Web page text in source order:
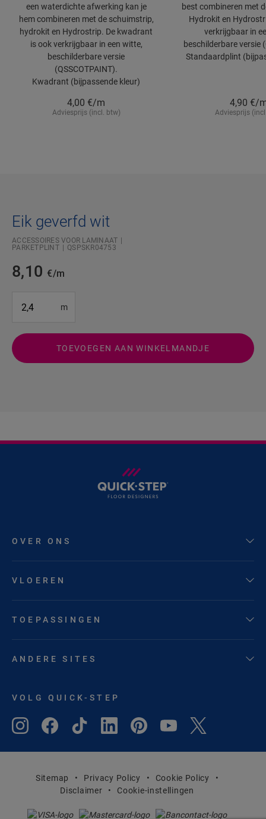
een waterdichte afwerking kan je
hem combineren met de schuimstrip,
hydrokit en Hydrostrip. De kwadrant
is ook verkrijgbaar in een witte,
beschilderbare versie
(QSSCOTPAINT).
Kwadrant (bijpassende kleur)
4,00 €/m
Adviesprijs (incl. btw)
best combineren met
Hydrokit en
verkrijgbaar in
beschilderbare versie
Standaardplint
4,90 €/
Adviesprijs
Eik geverfd wit
ACCESSOIRES VOOR LAMINAAT
PARKETPLINT
QSPSKR04753
8,10€/m
m
TOEVOEGEN AAN WINKELMANDJE
OVER ONS
VLOEREN
TOEPASSINGEN
ANDERE SITES
VOLG QUICK-STEP
Sitemap Privacy Policy
Cookie Policy
Disclaimer
Cookie-instellingen